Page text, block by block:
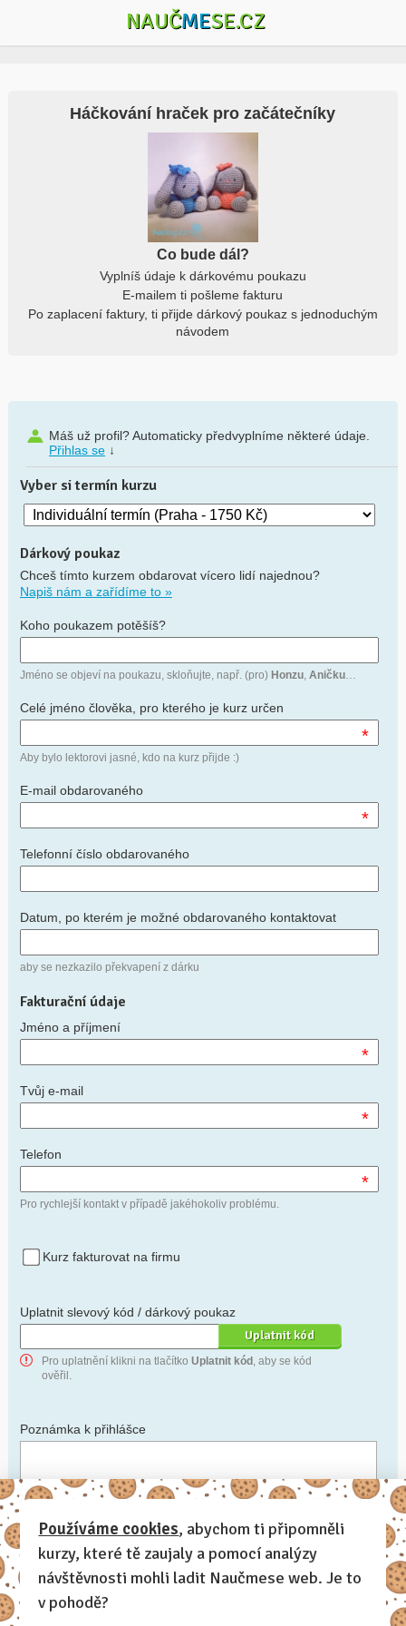
NAUČMESE.CZ
Háčkování hraček pro začátečníky
Co bude dál?
Vyplníš údaje k dárkovému poukazu
E-mailem ti pošleme fakturu
Po zaplacení faktury, ti přijde dárkový poukaz s jednoduchým
návodem
Máš už profil? Automaticky předvyplníme některé údaje.
Přihlas se↓
Vyber si termín kurzu
Dárkový poukaz
Chceš tímto kurzem obdarovat vícero lidí najednou?
Napiš nám a zařídíme to »
Koho poukazem potěšíš?
Jméno se objeví na poukazu, skloňujte, např. (pro) Honzu, Aničku…
Celé jméno člověka, pro kterého je kurz určen
*
Aby bylo lektorovi jasné, kdo na kurz přijde :)
E-mail obdarovaného
*
Telefonní číslo obdarovaného
Datum, po kterém je možné obdarovaného kontaktovat
aby se nezkazilo překvapení z dárku
Fakturační údaje
Jméno a příjmení
*
Tvůj e-mail
*
Telefon
*
Pro rychlejší kontakt v případě jakéhokoliv problému.
Kurz fakturovat na firmu
Uplatnit slevový kód / dárkový poukaz
Pro uplatnění klikni na tlačítko Uplatnit kód , aby se kód
ověřil.
Poznámka k přihlášce
Chceš-li se na cokoli zeptat, nebo ke své přihlášce poznamenat.
Anonymní profil – odesláním přihlášky se automaticky
vytvoří tvůj profil na Naučmese. Zatrhni tuto volbu a profil
bude skrytý.
Chci dostávat Naučmese newsletter
Používáme cookies, abychom ti připomněli
kurzy, které tě zaujaly a pomocí analýzy
návštěvnosti mohli ladit Naučmese web. Je to
v pohodě?